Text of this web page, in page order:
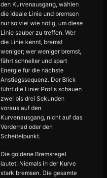
den Kurvenausgang, wählen
die ideale Linie und bremsen
nur so viel wie nötig, um diese
Linie sauber zu treffen. Wer
die Linie kennt, bremst
weniger; wer weniger bremst,
fährt schneller und spart
Energie für die nächste
Anstiegssequenz. Der Blick
führt die Linie: Profis schauen
zwei bis drei Sekunden
voraus auf den
Kurvenausgang, nicht auf das
Vorderrad oder den
Scheitelpunkt.
Die goldene Bremsregel
lautet: Niemals in der Kurve
stark bremsen. Die gesamte